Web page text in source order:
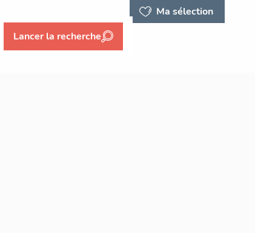
Ma sélection
Lancer la recherche